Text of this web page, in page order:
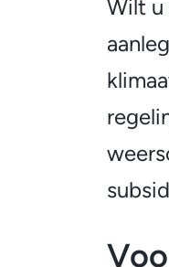
Algemeen
Wilt u